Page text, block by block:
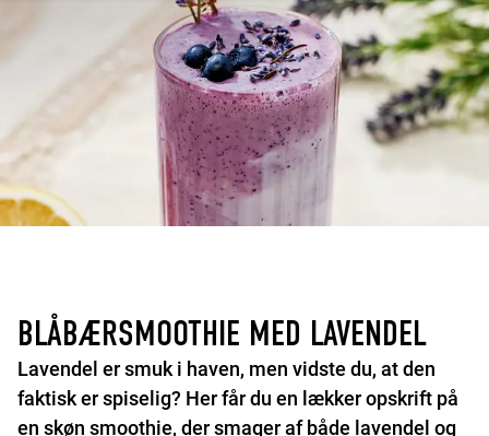
BLÅBÆRSMOOTHIE MED LAVENDEL
Lavendel er smuk i haven, men vidste du, at den
faktisk er spiselig? Her får du en lækker opskrift på
en skøn smoothie, der smager af både lavendel og